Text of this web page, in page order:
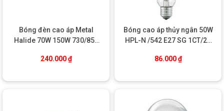
ỨNG DỤNG ĐA DẠNG TRONG KHÔNG GIAN
Bóng đèn cao áp Metal
Halide 70W 150W 730/852
240.000₫
Bóng cao áp thủy ngân 50W
HPL-N /542 E27 SG 1CT/24
86.000₫